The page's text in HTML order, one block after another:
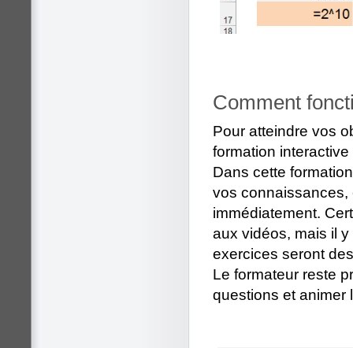
Comment
Pour atteindre vos
formation
Dans cette
vos connaissances,
immédiatement.
aux vidéos, mais il
exercices seront
Le formateur reste
questions et animer